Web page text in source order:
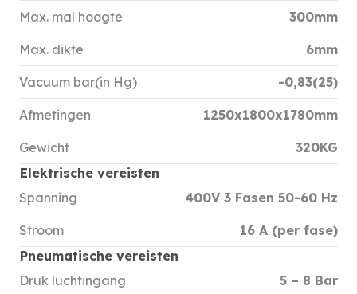
Max. mal hoogte 300mm
Max. dikte 6mm
Vacuum bar(in Hg) -0,83(25)
Afmetingen 1250x1800x1780mm
Gewicht
320KG
Elektrische vereisten
Spanning
400V 3 Fasen 50-60 Hz
Stroom
16 A (per fase)
Pneumatische vereisten
Druk luchtingang
5 – 8 Bar